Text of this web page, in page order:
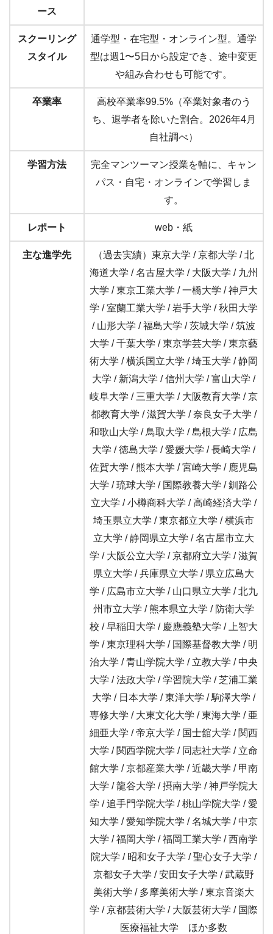
ース
スクーリング
スタイル
通学型・在宅型・オンライン型。通学
型は週1〜5日から設定でき、途中変更
や組み合わせも可能です。
卒業率
高校卒業率99.5%（卒業対象者のう
ち、退学者を除いた割合。2026年4月
自社調べ）
学習方法
完全マンツーマン授業を軸に、キャン
パス・自宅・オンラインで学習しま
す。
レポート web・紙
主な進学先
（過去実績）東京大学 / 京都大学 / 北
海道大学 / 名古屋大学 / 大阪大学 / 九州
大学 / 東京工業大学 / 一橋大学 / 神戸大
学 / 室蘭工業大学 / 岩手大学 / 秋田大学
/ 山形大学 / 福島大学 / 茨城大学 / 筑波
大学 / 千葉大学 / 東京学芸大学 / 東京藝
術大学 / 横浜国立大学 / 埼玉大学 / 静岡
大学 / 新潟大学 / 信州大学 / 富山大学 /
岐阜大学 / 三重大学 / 大阪教育大学 / 京
都教育大学 / 滋賀大学 / 奈良女子大学 /
和歌山大学 / 鳥取大学 / 島根大学 / 広島
大学 / 徳島大学 / 愛媛大学 / 長崎大学 /
佐賀大学 / 熊本大学 / 宮崎大学 / 鹿児島
大学 / 琉球大学 / 国際教養大学 / 釧路公
立大学 / 小樽商科大学 / 高崎経済大学 /
埼玉県立大学 / 東京都立大学 / 横浜市
立大学 / 静岡県立大学 / 名古屋市立大
学 / 大阪公立大学 / 京都府立大学 / 滋賀
県立大学 / 兵庫県立大学 / 県立広島大
学 / 広島市立大学 / 山口県立大学 / 北九
州市立大学 / 熊本県立大学 / 防衛大学
校 / 早稲田大学 / 慶應義塾大学 / 上智大
学 / 東京理科大学 / 国際基督教大学 / 明
治大学 / 青山学院大学 / 立教大学 / 中央
大学 / 法政大学 / 学習院大学 / 芝浦工業
大学 / 日本大学 / 東洋大学 / 駒澤大学 /
専修大学 / 大東文化大学 / 東海大学 / 亜
細亜大学 / 帝京大学 / 国士舘大学 / 関西
大学 / 関西学院大学 / 同志社大学 / 立命
館大学 / 京都産業大学 / 近畿大学 / 甲南
大学 / 龍谷大学 / 摂南大学 / 神戸学院大
学 / 追手門学院大学 / 桃山学院大学 / 愛
知大学 / 愛知学院大学 / 名城大学 / 中京
大学 / 福岡大学 / 福岡工業大学 / 西南学
院大学 / 昭和女子大学 / 聖心女子大学 /
京都女子大学 / 安田女子大学 / 武蔵野
美術大学 / 多摩美術大学 / 東京音楽大
学 / 京都芸術大学 / 大阪芸術大学 / 国際
医療福祉大学 ほか多数